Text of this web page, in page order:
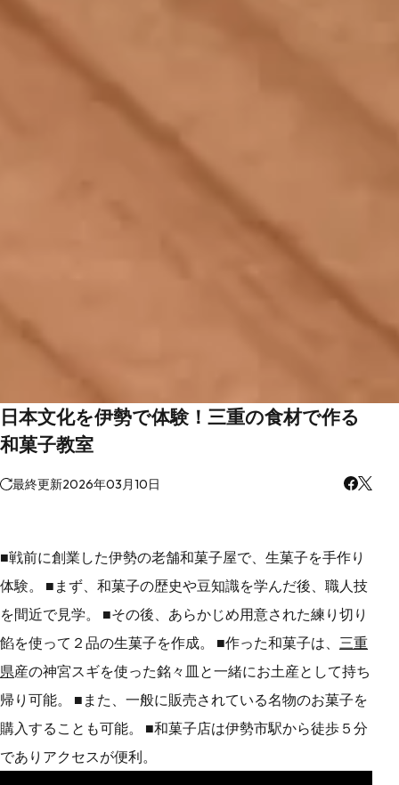
日本文化を伊勢で体験！三重の食材で作る
和菓子教室
最終更新2026年03月10日
■戦前に創業した伊勢の老舗和菓子屋で、生菓子を手作り
体験。 ■まず、和菓子の歴史や豆知識を学んだ後、職人技
を間近で見学。 ■その後、あらかじめ用意された練り切り
餡を使って２品の生菓子を作成。 ■作った和菓子は、 三重
県産の神宮スギを使った銘々皿と一緒にお土産として持ち
帰り可能。 ■また、一般に販売されている名物のお菓子を
購入することも可能。 ■和菓子店は伊勢市駅から徒歩５分
でありアクセスが便利。